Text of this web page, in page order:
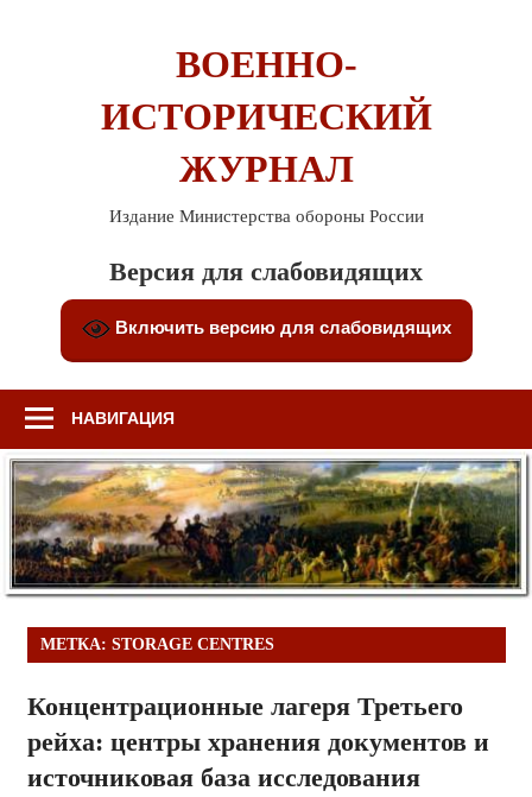
ВОЕННО-
ИСТОРИЧЕСКИЙ
ЖУРНАЛ
Издание Министерства обороны России
Версия для слабовидящих
Включить версию для слабовидящих
НАВИГАЦИЯ
МЕТКА: STORAGE CENTRES
Концентрационные лагеря Третьего
рейха: центры хранения документов и
источниковая база исследования